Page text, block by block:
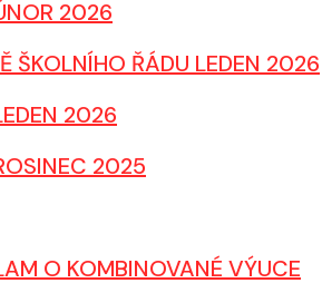
2026
ŠKOLNÍHO ŘÁDU LEDEN 2026
2026
2025
O KOMBINOVANÉ VÝUCE